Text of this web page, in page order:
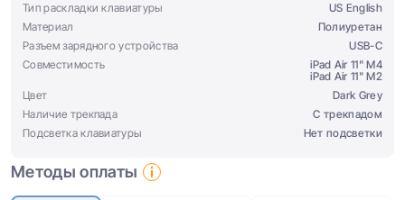
Тип раскладки клавиатуры
US English
Материал
Полиуретан
Разъем зарядного устройства
USB-C
Совместимость
iPad Air 11" M4
iPad Air 11" M2
Цвет
Dark Grey
Наличие трекпада
С трекпадом
Подсветка клавиатуры
Нет подсветки
Методы оплаты